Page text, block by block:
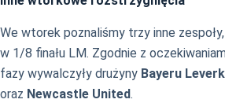
We wtorek poznaliśmy trzy inne
w 1/8 finału LM. Zgodnie z
fazy wywalczyły drużyny Bayeru
oraz Newcastle United.